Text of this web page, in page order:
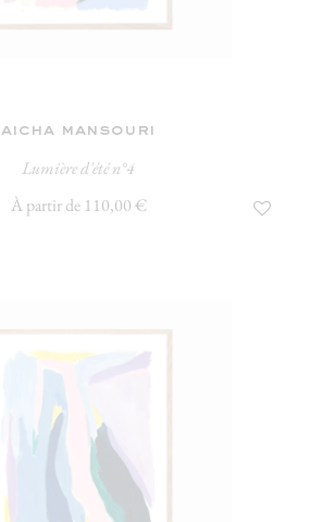
aicha mansouri
Lumière d'été n°4
À partir de 110,00 €